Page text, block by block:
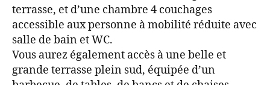
terrasse, et d’une chambre 4 couchages
accessible aux personne à mobilité réduite avec
salle de bain et WC.
Vous aurez également accès à une belle et
grande terrasse plein sud, équipée d’un